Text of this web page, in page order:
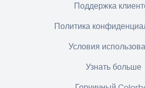
Поддержка
Политика
Условия
Узнать больше